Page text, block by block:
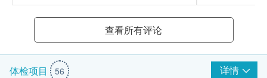
查看所有评论
体检项目 56 详情